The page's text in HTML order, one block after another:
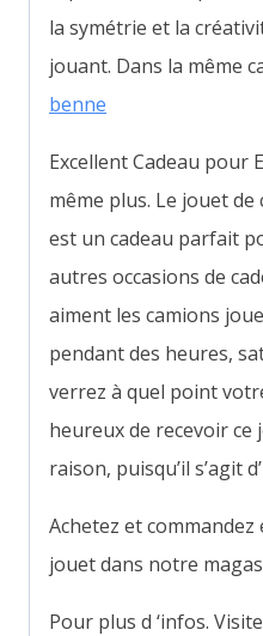
la symétrie et la
jouant. Dans la même
benne
Excellent Cadeau pour
même plus. Le jouet
est un cadeau parfait
autres occasions de
aiment les camions
pendant des heures,
verrez à quel point
heureux de recevoir ce
raison, puisqu’il s’agit
Achetez et
jouet dans notre
Pour plus d ‘infos.